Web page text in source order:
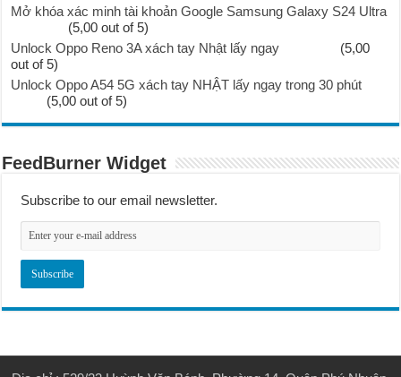
Mở khóa xác minh tài khoản Google Samsung Galaxy S24 Ultra
(5,00 out of 5)
Unlock Oppo Reno 3A xách tay Nhật lấy ngay
(5,00
out of 5)
Unlock Oppo A54 5G xách tay NHẬT lấy ngay trong 30 phút
(5,00 out of 5)
FeedBurner Widget
Subscribe to our email newsletter.